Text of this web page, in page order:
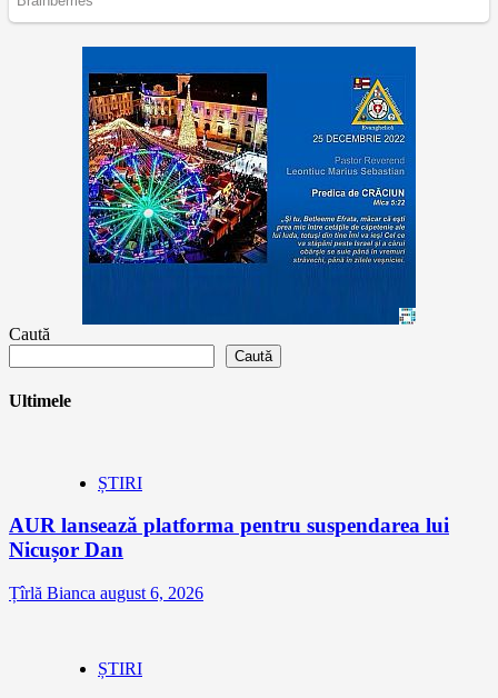
Caută
Caută
Ultimele
ȘTIRI
AUR lansează platforma pentru suspendarea lui
Nicușor Dan
Țîrlă Bianca august 6, 2026
ȘTIRI